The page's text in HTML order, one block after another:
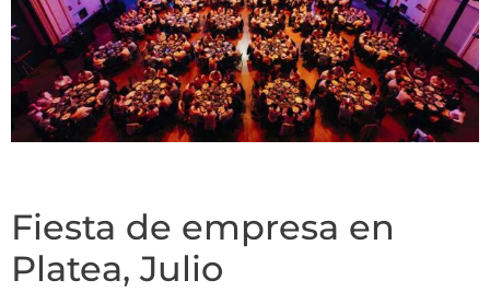
Fiesta de empresa en
Platea, Julio